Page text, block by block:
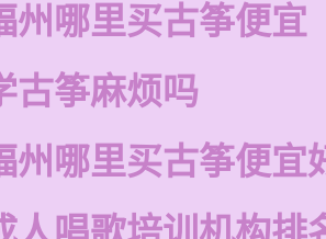
州哪里买古筝便宜
古筝麻烦吗
州哪里买古筝便宜